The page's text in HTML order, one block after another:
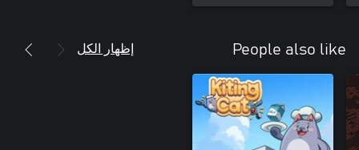
People also like إظهار الكل